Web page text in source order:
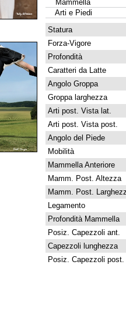
Mammella
Arti e Piedi
Statura
Forza-Vigore
Profondità
Caratteri da Latte
Angolo Groppa
Groppa larghezza
Arti post. Vista lat.
Arti post. Vista post.
Angolo del Piede
Mobilità
Mammella Anteriore
Mamm. Post. Altezza
Mamm. Post.
Legamento
Profondità Mammella
Posiz. Capezzoli ant.
Capezzoli lunghezza
Posiz. Capezzoli post.